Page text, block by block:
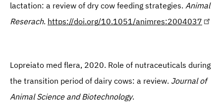
lactation: a review of dry cow feeding strategies. Animal
Reserach. https://doi.org/10.1051/animres:2004037
Lopreiato med flera, 2020. Role of nutraceuticals during
the transition period of dairy cows: a review. Journal of
Animal Science and Biotechnology.